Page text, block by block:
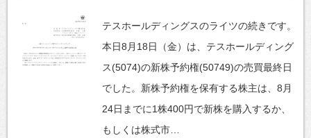
テスホールディングスのライツの続きです。
本日8月18日（金）は、テスホールディング
ス(5074)の新株予約権(50749)の売買最終日
でした。新株予約権を保有する株主は、8月
24日までに1株400円で新株を購入するか、
もしくは株式市…